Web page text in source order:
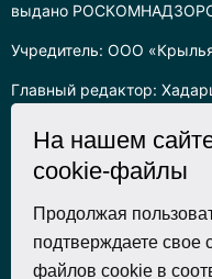
выдано
Учредитель: ООО
Главный редактор:
Информация на сайте
Все права на любые
защищены в
об интеллектуальной
текстовых, фото, аудио
с согласия
На нашем
cookie-файлы
Продолжая
подтверждаете свое
файлов cookie в